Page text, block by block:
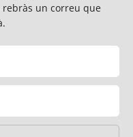
rebràs un correu que